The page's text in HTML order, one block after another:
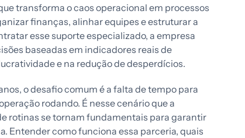
transforma o caos operacional em processos
finanças, alinhar equipes e estruturar a
esse suporte especializado, a empresa
baseadas em indicadores reais de
e na redução de desperdícios.
o desafio comum é a falta de tempo para
rodando. É nesse cenário que a
rotinas se tornam fundamentais para garantir
Entender como funciona essa parceria, quais